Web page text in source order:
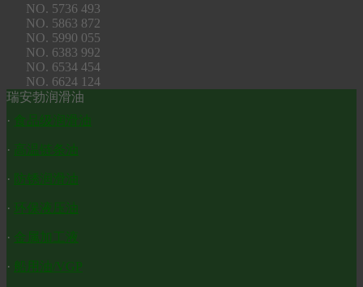
NO. 5736 493
NO. 5863 872
NO. 5990 055
NO. 6383 992
NO. 6534 454
NO. 6624 124
瑞安勃润滑油
· 食品级润滑油
· 高温链条油
· 防锈润滑油
· 环保液压油
· 金属加工液
· 船用油/VGP